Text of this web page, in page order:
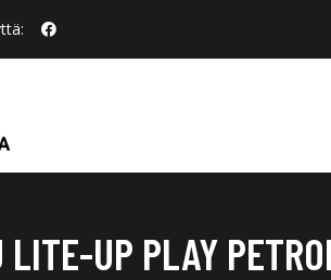
LITE-UP PLAY